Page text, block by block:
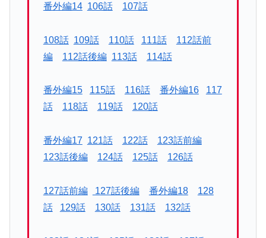
番外編14 106話 107話
108話 109話 110話 111話
112話前
編
112話後編 113話 114話
番外編15 115話 116話 番外編16
117
話
118話 119話 120話
番外編17 121話 122話
123話前編
123話後編
124話 125話 126話
127話前編 127話後編 番外編18
128
話
129話 130話 131話 132話